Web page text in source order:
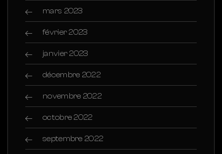
mars 2023
février 2023
janvier 2023
décembre 2022
novembre 2022
octobre 2022
septembre 2022